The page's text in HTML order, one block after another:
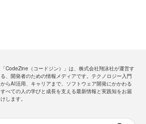
「CodeZine（コードジン）」は、株式会社翔泳社が運営す
る、開発者のための情報メディアです。テクノロジー入門
からAI活用、キャリアまで、ソフトウェア開発にかかわる
すべての人の学びと成長を支える最新情報と実践知をお届
けします。